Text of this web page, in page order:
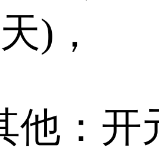
)，
：开